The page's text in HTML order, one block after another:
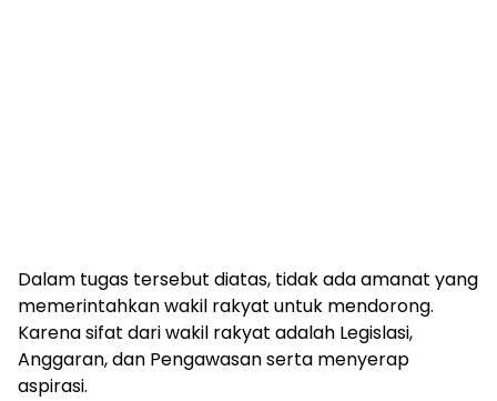
Dalam tugas tersebut diatas, tidak ada amanat yang
memerintahkan wakil rakyat untuk mendorong.
Karena sifat dari wakil rakyat adalah Legislasi,
Anggaran, dan Pengawasan serta menyerap
aspirasi.